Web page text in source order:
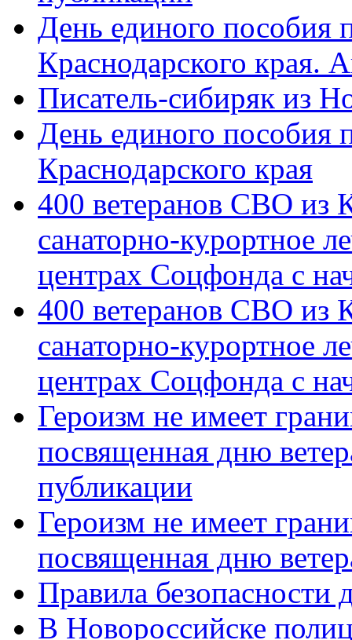
День единого пособия
Краснодарского края.
Писатель-сибиряк из
День единого пособия
Краснодарского края
400 ветеранов СВО из
санаторно-курортное
центрах Соцфонда с
400 ветеранов СВО из
санаторно-курортное
центрах Соцфонда с
Героизм не имеет
посвященная дню
публикации
Героизм не имеет
посвященная дню
Правила безопасности
В Новороссийске